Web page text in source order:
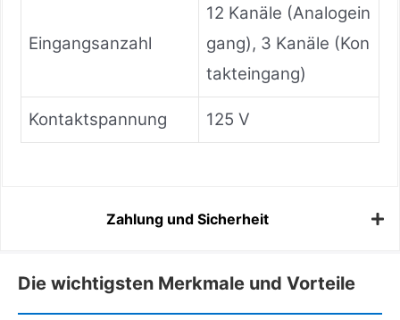
Eingangsanzahl
12 Kanäle (Analogein
gang), 3 Kanäle (Kon
takteingang)
Kontaktspannung 125 V
Zahlung und Sicherheit
Die wichtigsten Merkmale und Vorteile